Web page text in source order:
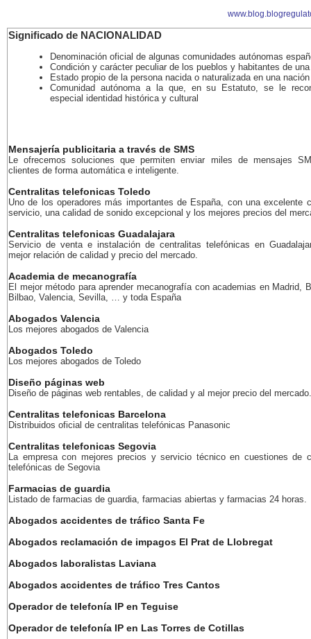
Significado de NACIONALIDAD
Denominación oficial de algunas comunidades autónomas
Condición y carácter peculiar de los pueblos y habitantes de
Estado propio de la persona nacida o naturalizada en una nación
Comunidad autónoma a la que, en su Estatuto, se le
especial identidad histórica y cultural
Mensajería publicitaria a través de SMS
Le ofrecemos soluciones que permiten enviar miles de mensajes
clientes de forma automática e inteligente.
Centralitas telefonicas Toledo
Uno de los operadores más importantes de España, con una excelente
servicio, una calidad de sonido excepcional y los mejores precios del
Centralitas telefonicas Guadalajara
Servicio de venta e instalación de centralitas telefónicas en
mejor relación de calidad y precio del mercado.
Academia de mecanografía
El mejor método para aprender mecanografía con academias en Madrid,
Bilbao, Valencia, Sevilla, … y toda España
Abogados Valencia
Los mejores abogados de Valencia
Abogados Toledo
Los mejores abogados de Toledo
Diseño páginas web
Diseño de páginas web rentables, de calidad y al mejor precio del mercado.
Centralitas telefonicas Barcelona
Distribuidos oficial de centralitas telefónicas Panasonic
Centralitas telefonicas Segovia
La empresa con mejores precios y servicio técnico en cuestiones de
telefónicas de Segovia
Farmacias de guardia
Listado de farmacias de guardia, farmacias abiertas y farmacias 24 horas.
Abogados accidentes de tráfico Santa Fe
Abogados reclamación de impagos El Prat de Llobregat
Abogados laboralistas Laviana
Abogados accidentes de tráfico Tres Cantos
Operador de telefonía IP en Teguise
Operador de telefonía IP en Las Torres de Cotillas